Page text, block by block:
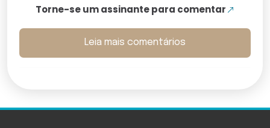
Torne-se um assinante para comentar
Leia mais comentários